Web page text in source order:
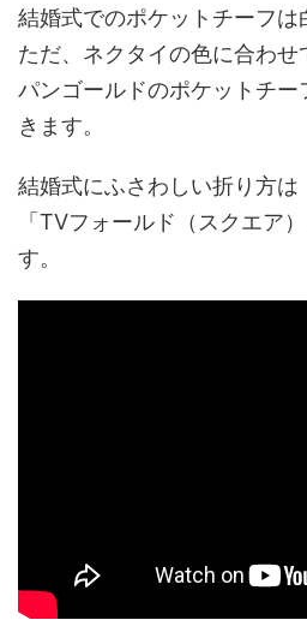
結婚式でのポケットチーフは
ただ、ネクタイの色に合わ
パンゴールドのポケットチ
きます。
結婚式にふさわしい折り方
「TVフォールド（スクエア
す。